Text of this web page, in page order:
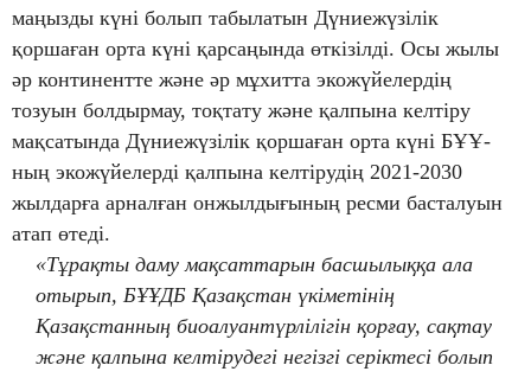
маңызды күні болып табылатын Дүниежүзілік
қоршаған орта күні қарсаңында өткізілді. Осы жылы
әр континентте және әр мұхитта экожүйелердің
тозуын болдырмау, тоқтату және қалпына келтіру
мақсатында Дүниежүзілік қоршаған орта күні БҰҰ-
ның экожүйелерді қалпына келтірудің 2021-2030
жылдарға арналған онжылдығының ресми басталуын
атап өтеді.
«Тұрақты даму мақсаттарын басшылыққа ала
отырып, БҰҰДБ Қазақстан үкіметінің
Қазақстанның биоалуантүрлілігін қорғау, сақтау
және қалпына келтірудегі негізгі серіктесі болып